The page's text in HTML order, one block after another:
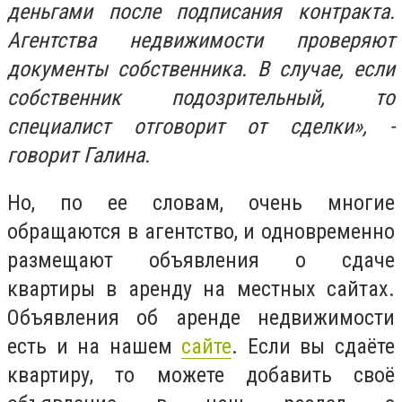
деньгами после подписания контракта.
Агентства недвижимости проверяют
документы собственника. В случае, если
собственник подозрительный, то
специалист отговорит от сделки», -
говорит Галина.
Но, по ее словам, очень многие
обращаются в агентство, и одновременно
размещают объявления о сдаче
квартиры в аренду на местных сайтах.
Объявления об аренде недвижимости
есть и на нашем сайте. Если вы сдаёте
квартиру, то можете добавить своё